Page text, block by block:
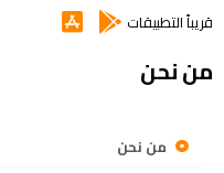
قريباً التطبيقات
من نحن
من نحن